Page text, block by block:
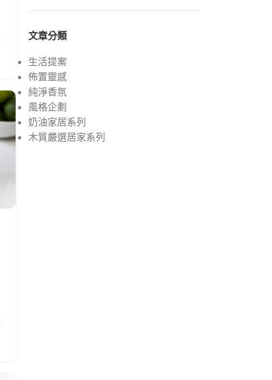
文章分類
生活提案
佈置靈感
純淨香氛
風格企劃
奶油家居系列
木質嚴選居家系列